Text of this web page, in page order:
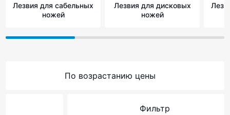
Лезвия для сабельных
ножей
Лезвия для дисковых
ножей
По возрастанию цены
Фильтр